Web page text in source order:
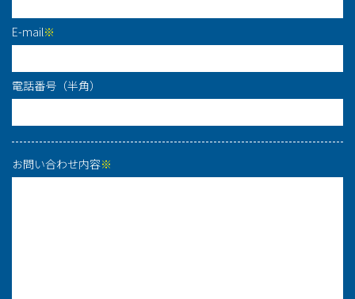
E-mail※
電話番号（半角）
お問い合わせ内容※